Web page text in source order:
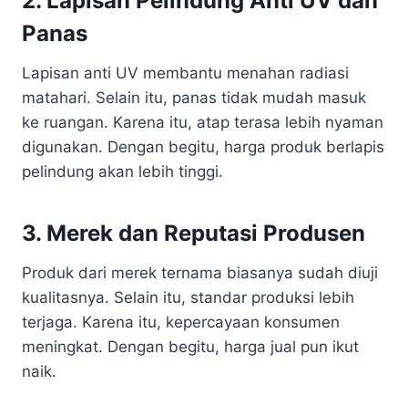
Panas
Lapisan anti UV membantu menahan radiasi
matahari. Selain itu, panas tidak mudah masuk
ke ruangan. Karena itu, atap terasa lebih nyaman
digunakan. Dengan begitu, harga produk berlapis
pelindung akan lebih tinggi.
3. Merek dan Reputasi Produsen
Produk dari merek ternama biasanya sudah diuji
kualitasnya. Selain itu, standar produksi lebih
terjaga. Karena itu, kepercayaan konsumen
meningkat. Dengan begitu, harga jual pun ikut
naik.